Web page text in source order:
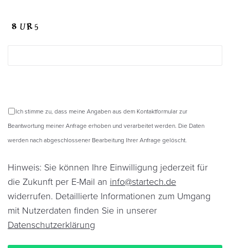
Ich stimme zu, dass meine Angaben aus dem Kontaktformular zur
Beantwortung meiner Anfrage erhoben und verarbeitet werden. Die Daten
werden nach abgeschlossener Bearbeitung Ihrer Anfrage gelöscht.
Hinweis: Sie können Ihre Einwilligung jederzeit für
die Zukunft per E-Mail an info@startech.de
widerrufen. Detaillierte Informationen zum Umgang
mit Nutzerdaten finden Sie in unserer
Datenschutzerklärung